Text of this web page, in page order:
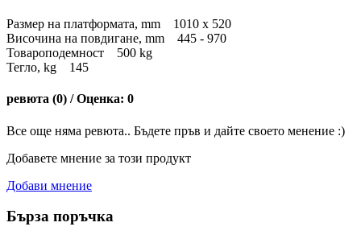
Размер на платформата, mm 1010 x 520
Височина на повдигане, mm 445 - 970
Товароподемност 500 kg
Тегло, kg 145
ревюта (0) / Оценка: 0
Все още няма ревюта.. Бъдете пръв и дайте своето менение :)
Добавете мнение за този продукт
Добави мнение
Бърза поръчка